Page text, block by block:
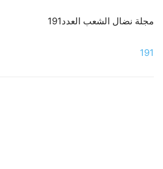
مجلة نضال الشعب العدد191
191